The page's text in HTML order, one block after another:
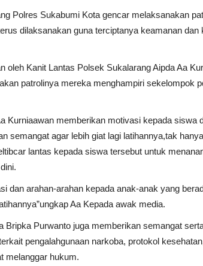
Polres Sukabumi Kota gencar melaksanakan
dilaksanakan guna terciptanya keamanan
oleh Kanit Lantas Polsek Sukalarang Aipda Aa
patrolinya mereka menghampiri sekelompok
Kurniaawan memberikan motivasi kepada siswa
semangat agar lebih giat lagi latihannya,tak
lantas kepada siswa tersebut untuk
dan arahan-arahan kepada anak-anak yang
Aa Kepada awak media.
Bripka Purwanto juga memberikan semangat
pengalahgunaan narkoba, protokol
melanggar hukum.